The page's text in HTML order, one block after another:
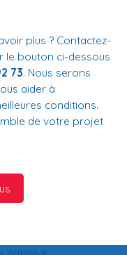
plus ? Contactez-
le bouton ci-dessous
73. Nous serons
aider à
conditions.
de votre projet